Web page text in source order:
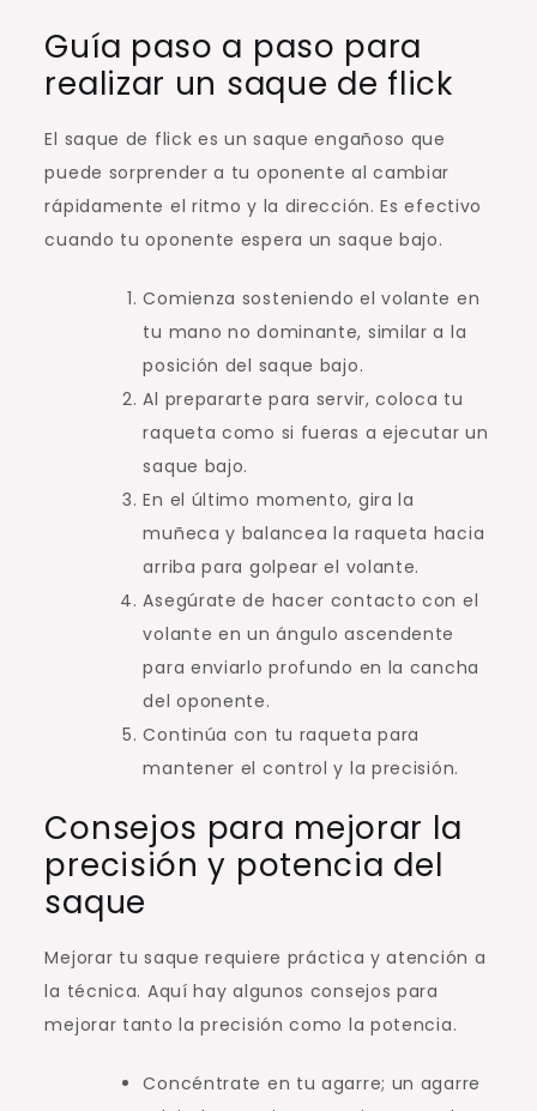
Guía paso a paso para
realizar un saque de flick
El saque de flick es un saque engañoso que
puede sorprender a tu oponente al cambiar
rápidamente el ritmo y la dirección. Es efectivo
cuando tu oponente espera un saque bajo.
Comienza sosteniendo el volante en
tu mano no dominante, similar a la
posición del saque bajo.
Al prepararte para servir, coloca tu
raqueta como si fueras a ejecutar un
saque bajo.
En el último momento, gira la
muñeca y balancea la raqueta hacia
arriba para golpear el volante.
Asegúrate de hacer contacto con el
volante en un ángulo ascendente
para enviarlo profundo en la cancha
del oponente.
Continúa con tu raqueta para
mantener el control y la precisión.
Consejos para mejorar la
precisión y potencia del
saque
Mejorar tu saque requiere práctica y atención a
la técnica. Aquí hay algunos consejos para
mejorar tanto la precisión como la potencia.
Concéntrate en tu agarre; un agarre